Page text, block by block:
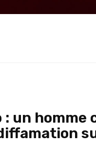
une affaire qui fera date
burkinabé
: un homme